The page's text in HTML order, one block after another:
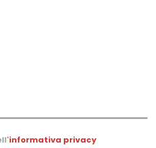
informativa privacy